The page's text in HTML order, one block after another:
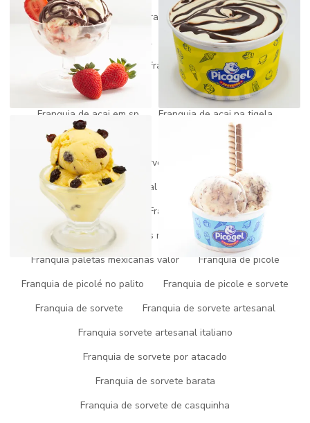
Fornecedores de sorvetes para revenda
Franquia de açai
Franquia de açai artesanal
Franquia de açai barata
Franquia de açai preço
Franquia de açai quanto custa
Franquia de açai self service
Franquia de açai e sorteve
Franquia de acai em sp
Franquia de açai na tigela
Franquia de açai valor
Franquia de açaiteria
Franquia fabrica de sorvete
Franquia gelato
Franquia de gelato artesanal
Franquia gelato churros
Franquia gelato italiano
Franquia de paletas mexicanas
Franquia paletas mexicanas preço
Franquia paletas mexicanas valor
Franquia de picole
Franquia de picolé no palito
Franquia de picole e sorvete
Franquia de sorvete
Franquia de sorvete artesanal
Franquia sorvete artesanal italiano
Franquia de sorvete por atacado
Franquia de sorvete barata
Franquia de sorvete de casquinha
Seu Negócio
Se você está pensando em iniciar um negócio no ramo de
sorvetes ou já está no mercado, considerar a opção de sorvetes
no atacado pode ser a chave para o sucesso. Neste artigo,
exploraremos os motivos pelos quais essa escolha faz sentido,
confiáveis e estratégias para impulsionar seu negócio.